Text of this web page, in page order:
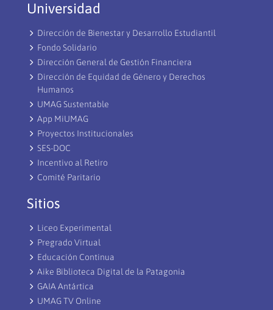
Universidad
Dirección de Bienestar y Desarrollo Estudiantil
Fondo Solidario
Dirección General de Gestión Financiera
Dirección de Equidad de Género y Derechos
Humanos
UMAG Sustentable
App MiUMAG
Proyectos Institucionales
SES-DOC
Incentivo al Retiro
Comité Paritario
Sitios
Liceo Experimental
Pregrado Virtual
Educación Continua
Aike Biblioteca Digital de la Patagonia
GAIA Antártica
UMAG TV Online